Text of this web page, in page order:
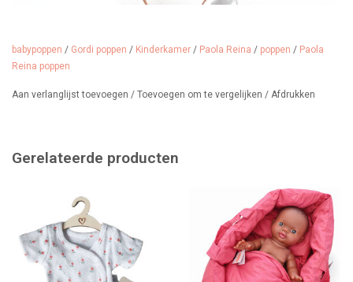
babypoppen / Gordi poppen / Kinderkamer / Paola Reina / poppen / Paola
Reina poppen
Aan verlanglijst toevoegen / Toevoegen om te vergelijken / Afdrukken
Gerelateerde producten